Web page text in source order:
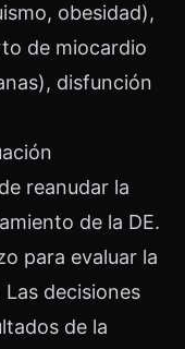
obesidad),
de miocardio
disfunción
reanudar la
de la DE.
para evaluar la
decisiones
de la